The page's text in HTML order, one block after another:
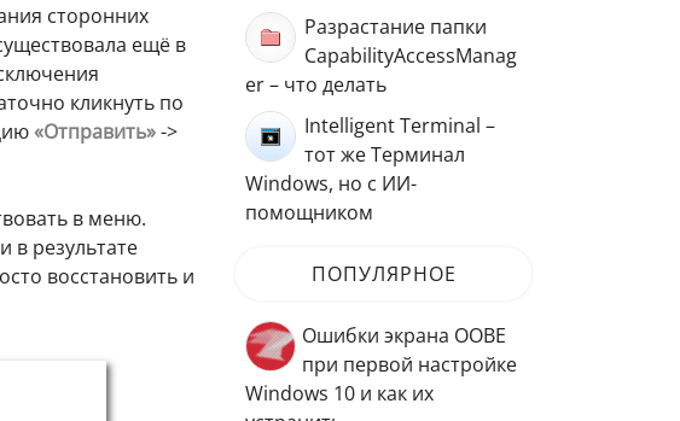
сторонних
ещё в
кликнуть по
«Отправить»->
в меню.
в результате
восстановить и
Разрастание папки
CapabilityAccessManag
er – что делать
Intelligent Terminal –
тот же Терминал
Windows, но с ИИ-
помощником
ПОПУЛЯРНОЕ
Ошибки экрана OOBE
при первой настройке
Windows 10 и как их